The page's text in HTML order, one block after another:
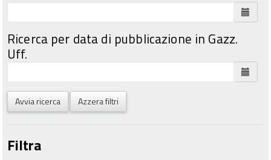
Ricerca per data di pubblicazione in Gazz.
Uff.
Avvia ricerca Azzera filtri
Filtra